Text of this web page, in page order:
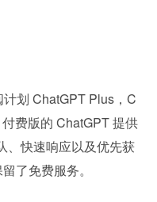
划 ChatGPT Plus，C
费版的 ChatGPT 提供
、快速响应以及优先获
了免费服务。